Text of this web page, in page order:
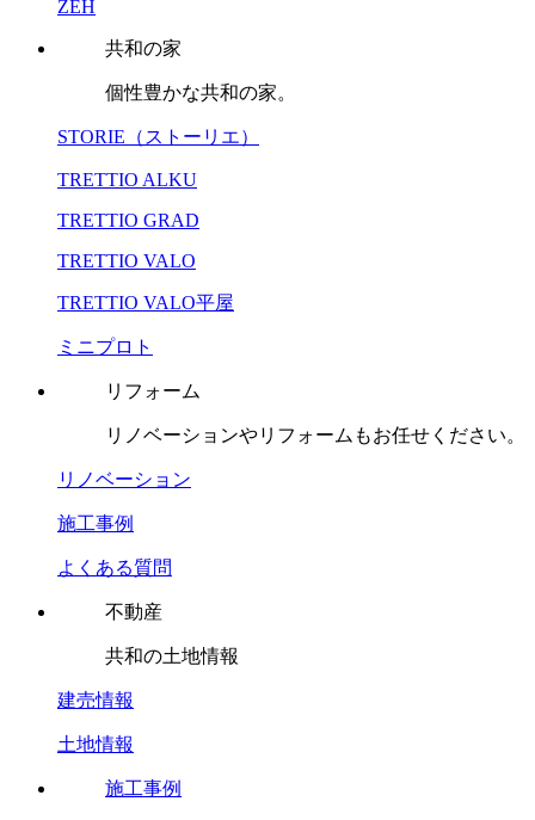
ZEH
共和の家
個性豊かな共和の家。
STORIE（ストーリエ）
TRETTIO ALKU
TRETTIO GRAD
TRETTIO VALO
TRETTIO VALO平屋
ミニプロト
リフォーム
リノベーションやリフォームもお任せください。
リノベーション
施工事例
よくある質問
不動産
共和の土地情報
建売情報
土地情報
施工事例